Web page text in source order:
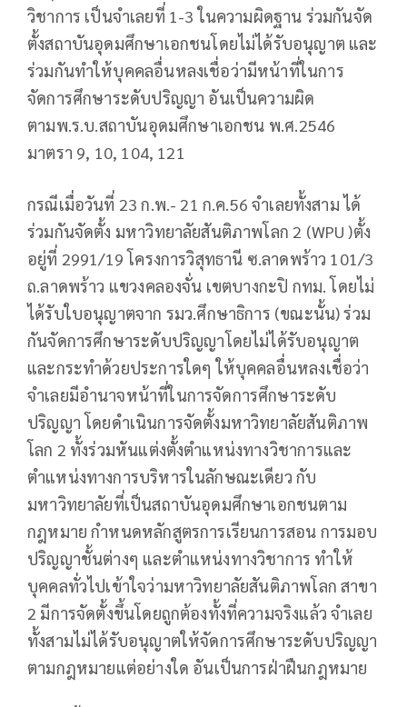
วิชาการ เป็นจำเลยที่ 1-3 ในความผิดฐาน ร่วมกันจัด
ตั้งสถาบันอุดมศึกษาเอกชนโดยไม่ได้รับอนุญาต และ
ร่วมกันทำให้บุคคลอื่นหลงเชื่อว่ามีหน้าที่ในการ
จัดการศึกษาระดับปริญญา อันเป็นความผิด
ตามพ.ร.บ.สถาบันอุดมศึกษาเอกชน พ.ศ.2546
มาตรา 9, 10, 104, 121
กรณีเมื่อวันที่ 23 ก.พ.- 21 ก.ค.56 จำเลยทั้งสาม ได้
ร่วมกันจัดตั้ง มหาวิทยาลัยสันติภาพโลก 2 (WPU )ตั้ง
อยู่ที่ 2991/19 โครงการวิสุทธานี ซ.ลาดพร้าว 101/3
ถ.ลาดพร้าว แขวงคลองจั่น เขตบางกะปิ กทม. โดยไม่
ได้รับใบอนุญาตจาก รมว.ศึกษาธิการ (ขณะนั้น) ร่วม
กันจัดการศึกษาระดับปริญญาโดยไม่ได้รับอนุญาต
และกระทำด้วยประการใดๆ ให้บุคคลอื่นหลงเชื่อว่า
จำเลยมีอำนาจหน้าที่ในการจัดการศึกษาระดับ
ปริญญา โดยดำเนินการจัดตั้งมหาวิทยาลัยสันติภาพ
โลก 2 ทั้งร่วมหันแต่งตั้งตำแหน่งทางวิชาการและ
ตำแหน่งทางการบริหารในลักษณะเดียว กับ
มหาวิทยาลัยที่เป็นสถาบันอุดมศึกษาเอกชนตาม
กฎหมาย กำหนดหลักสูตรการเรียนการสอน การมอบ
ปริญญาชั้นต่างๆ และตำแหน่งทางวิชาการ ทำให้
บุคคลทั่วไปเข้าใจว่ามหาวิทยาลัยสันติภาพโลก สาขา
2 มีการจัดตั้งขึ้นโดยถูกต้องทั้งที่ความจริงแล้ว จำเลย
ทั้งสามไม่ได้รับอนุญาตให้จัดการศึกษาระดับปริญญา
ตามกฎหมายแต่อย่างใด อันเป็นการฝ่าฝืนกฎหมาย